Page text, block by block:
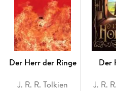
und Frodo bleibt kaum noch
Ziel erreichen, oder wird der
wieder über ganz Mittelerde
»Ein phänomenaler Abschluss
einzigartig in Konzeption und
Der Herr der Ringe
J. R. R. Tolkien
Der
J. R.